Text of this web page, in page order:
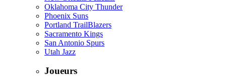
Oklahoma City Thunder
Phoenix Suns
Portland TrailBlazers
Sacramento Kings
San Antonio Spurs
Utah Jazz
Joueurs